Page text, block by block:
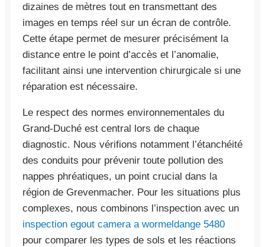
dizaines de mètres tout en transmettant des
images en temps réel sur un écran de contrôle.
Cette étape permet de mesurer précisément la
distance entre le point d’accès et l’anomalie,
facilitant ainsi une intervention chirurgicale si une
réparation est nécessaire.
Le respect des normes environnementales du
Grand-Duché est central lors de chaque
diagnostic. Nous vérifions notamment l’étanchéité
des conduits pour prévenir toute pollution des
nappes phréatiques, un point crucial dans la
région de Grevenmacher. Pour les situations plus
complexes, nous combinons l’inspection avec un
inspection egout camera a wormeldange 5480
pour comparer les types de sols et les réactions